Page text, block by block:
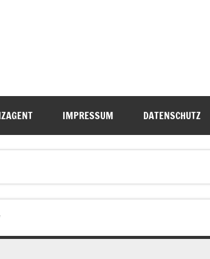
IMPRESSUM DATENSCHUTZ